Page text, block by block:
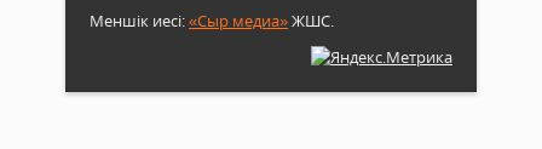
Меншік иесі:«Сыр медиа»ЖШС.